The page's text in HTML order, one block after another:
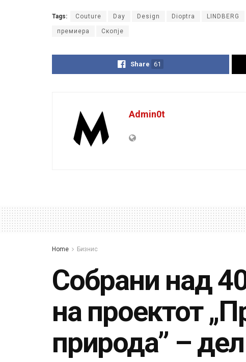
Tags: Couture Day Design Dioptra LINDBERG
премиера Скопје
Share 61
Admin0t
Home Бизнис
Собрани над
на проектот
природа” –